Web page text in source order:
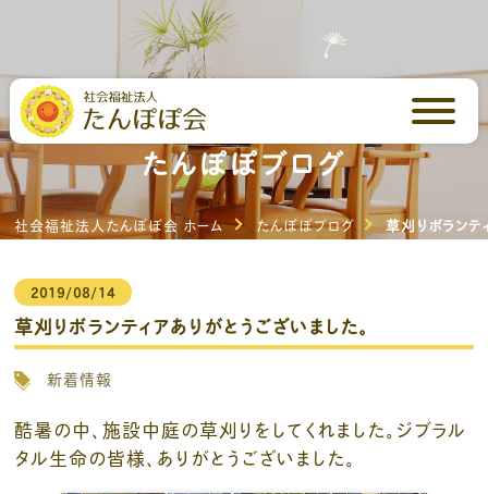
芳川の里・いしはらの里
たんぽぽブログ
社会福祉法人たんぽぽ会 ホーム たんぽぽブログ 草刈りボランテ
2019/08/14
草刈りボランティアありがとうございました。
新着情報
酷暑の中、施設中庭の草刈りをしてくれました。ジブラル
タル生命の皆様、ありがとうございました。